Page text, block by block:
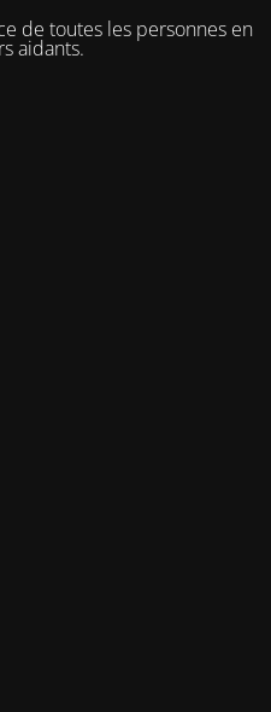
de toutes les personnes en
aidants.